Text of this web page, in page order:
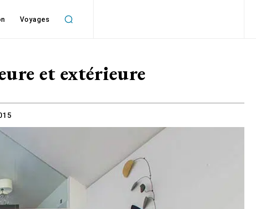
Voyages
et extérieure